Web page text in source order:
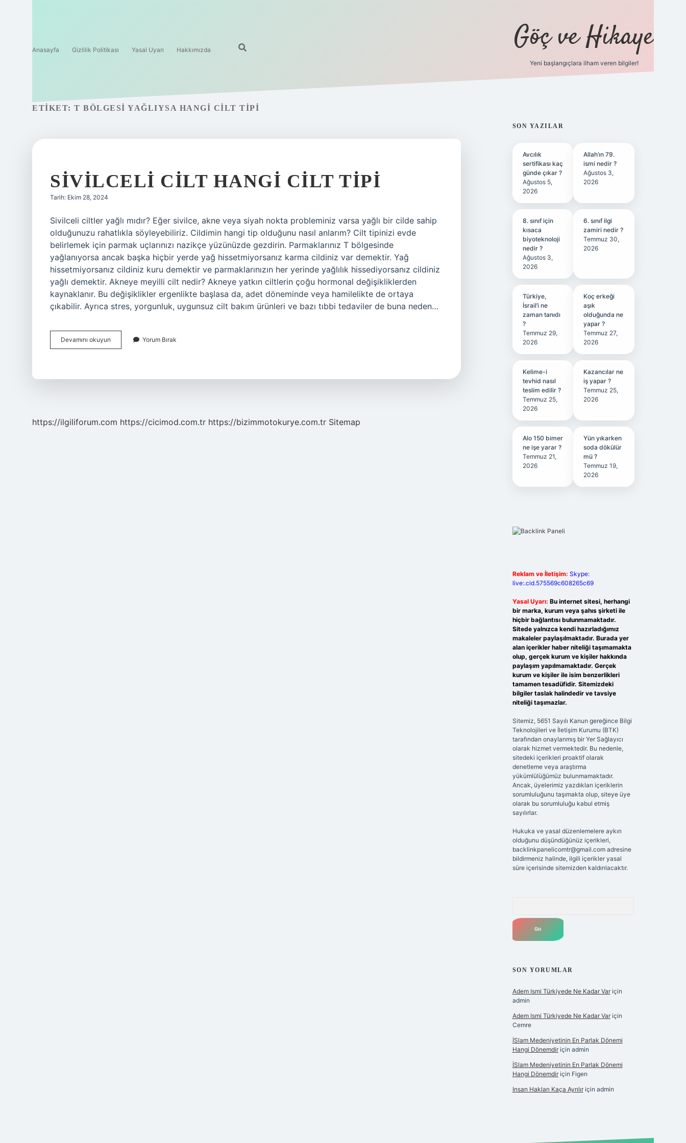
Anasayfa Gizlilik Politikası Yasal Uyarı Hakkımızda Göç ve Hikaye
Yeni başlangıçlara ilham veren bilgiler!
ETIKET: T BÖLGESI YAĞLIYSA HANGI CILT TIPI
SIVILCELI CILT HANGI CILT TIPI
Tarih: Ekim 28, 2024
Sivilceli ciltler yağlı mıdır? Eğer sivilce, akne veya siyah nokta probleminiz varsa yağlı bir cilde sahip
olduğunuzu rahatlıkla söyleyebiliriz. Cildimin hangi tip olduğunu nasıl anlarım? Cilt tipinizi evde
belirlemek için parmak uçlarınızı nazikçe yüzünüzde gezdirin. Parmaklarınız T bölgesinde
yağlanıyorsa ancak başka hiçbir yerde yağ hissetmiyorsanız karma cildiniz var demektir. Yağ
hissetmiyorsanız cildiniz kuru demektir ve parmaklarınızın her yerinde yağlılık hissediyorsanız cildiniz
yağlı demektir. Akneye meyilli cilt nedir? Akneye yatkın ciltlerin çoğu hormonal değişikliklerden
kaynaklanır. Bu değişiklikler ergenlikte başlasa da, adet döneminde veya hamilelikte de ortaya
çıkabilir. Ayrıca stres, yorgunluk, uygunsuz cilt bakım ürünleri ve bazı tıbbi tedaviler de buna neden…
Devamını okuyun
Cilt
Yorum Bırak
https://ilgiliforum.com https://cicimod.com.tr https://bizimmotokurye.com.tr Sitemap
SIDEBAR
SON YAZILAR
Avcılık
sertifikası kaç
günde çıkar ?
Ağustos 5,
2026
Allah’ın 79.
ismi nedir ?
Ağustos 3,
2026
8. sınıf için
kısaca
biyoteknoloji
nedir ?
Ağustos 3,
2026
6. sınıf ilgi
zamiri nedir ?
Temmuz 30,
2026
Türkiye,
İsrail’i ne
zaman tanıdı
?
Temmuz 29,
2026
Koç erkeği
aşık
olduğunda ne
yapar ?
Temmuz 27,
2026
Kelime-i
tevhid nasıl
teslim edilir ?
Temmuz 25,
2026
Kazancılar ne
iş yapar ?
Temmuz 25,
2026
Alo 150 bimer
ne işe yarar ?
Temmuz 21,
2026
Yün yıkarken
soda dökülür
mü ?
Temmuz 19,
2026
Reklam ve İletişim: Skype:
live:.cid.575569c608265c69
Yasal Uyarı: Bu internet sitesi, herhangi
bir marka, kurum veya şahıs şirketi ile
hiçbir bağlantısı bulunmamaktadır.
Sitede yalnızca kendi hazırladığımız
makaleler paylaşılmaktadır. Burada yer
alan içerikler haber niteliği taşımamakta
olup, gerçek kurum ve kişiler hakkında
paylaşım yapılmamaktadır. Gerçek
kurum ve kişiler ile isim benzerlikleri
tamamen tesadüfidir. Sitemizdeki
bilgiler taslak halindedir ve tavsiye
niteliği taşımazlar.
Sitemiz, 5651 Sayılı Kanun gereğince Bilgi
Teknolojileri ve İletişim Kurumu (BTK)
tarafından onaylanmış bir Yer Sağlayıcı
olarak hizmet vermektedir. Bu nedenle,
sitedeki içerikleri proaktif olarak
denetleme veya araştırma
yükümlülüğümüz bulunmamaktadır.
Ancak, üyelerimiz yazdıkları içeriklerin
sorumluluğunu taşımakta olup, siteye üye
olarak bu sorumluluğu kabul etmiş
sayılırlar.
Hukuka ve yasal düzenlemelere aykırı
olduğunu düşündüğünüz içerikleri,
backlinkpanelicomtr@gmail.comadresine
bildirmeniz halinde, ilgili içerikler yasal
süre içerisinde sitemizden kaldırılacaktır.
SON YORUMLAR
Adem Ismi Türkiyede Ne Kadar Variçin
admin
Adem Ismi Türkiyede Ne Kadar Variçin
Cemre
İSlam Medeniyetinin En Parlak Dönemi
Hangi Dönemdiriçin admin
İSlam Medeniyetinin En Parlak Dönemi
Hangi Dönemdiriçin Figen
Insan Hakları Kaça Ayrılıriçin admin